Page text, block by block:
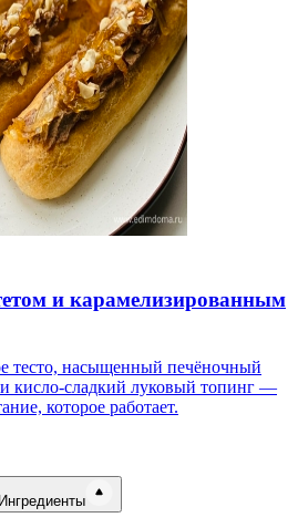
и карамелизированным
тесто, насыщенный печёночный
кисло-сладкий луковый топинг —
которое работает.
Ингредиенты